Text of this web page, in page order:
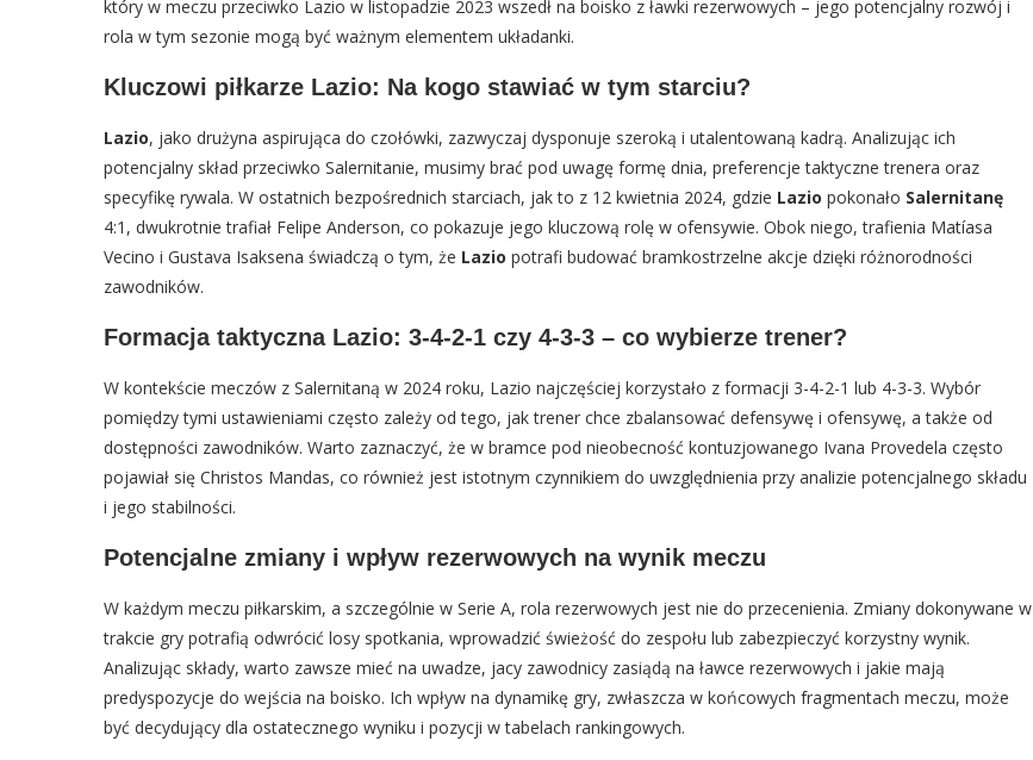
który w meczu przeciwko Lazio w listopadzie 2023 wszedł na boisko z ławki rezerwowych – jego potencjalny rozwój i
rola w tym sezonie mogą być ważnym elementem układanki.
Kluczowi piłkarze Lazio: Na kogo stawiać w tym starciu?
Lazio, jako drużyna aspirująca do czołówki, zazwyczaj dysponuje szeroką i utalentowaną kadrą. Analizując ich
potencjalny skład przeciwko Salernitanie, musimy brać pod uwagę formę dnia, preferencje taktyczne trenera oraz
specyfikę rywala. W ostatnich bezpośrednich starciach, jak to z 12 kwietnia 2024, gdzie Lazio pokonało Salernitanę
4:1, dwukrotnie trafiał Felipe Anderson, co pokazuje jego kluczową rolę w ofensywie. Obok niego, trafienia Matíasa
Vecino i Gustava Isaksena świadczą o tym, że Lazio potrafi budować bramkostrzelne akcje dzięki różnorodności
zawodników.
Formacja taktyczna Lazio: 3-4-2-1 czy 4-3-3 – co wybierze trener?
W kontekście meczów z Salernitaną w 2024 roku, Lazio najczęściej korzystało z formacji 3-4-2-1 lub 4-3-3. Wybór
pomiędzy tymi ustawieniami często zależy od tego, jak trener chce zbalansować defensywę i ofensywę, a także od
dostępności zawodników. Warto zaznaczyć, że w bramce pod nieobecność kontuzjowanego Ivana Provedela często
pojawiał się Christos Mandas, co również jest istotnym czynnikiem do uwzględnienia przy analizie potencjalnego składu
i jego stabilności.
Potencjalne zmiany i wpływ rezerwowych na wynik meczu
W każdym meczu piłkarskim, a szczególnie w Serie A, rola rezerwowych jest nie do przecenienia. Zmiany dokonywane w
trakcie gry potrafią odwrócić losy spotkania, wprowadzić świeżość do zespołu lub zabezpieczyć korzystny wynik.
Analizując składy, warto zawsze mieć na uwadze, jacy zawodnicy zasiądą na ławce rezerwowych i jakie mają
predyspozycje do wejścia na boisko. Ich wpływ na dynamikę gry, zwłaszcza w końcowych fragmentach meczu, może
być decydujący dla ostatecznego wyniku i pozycji w tabelach rankingowych.